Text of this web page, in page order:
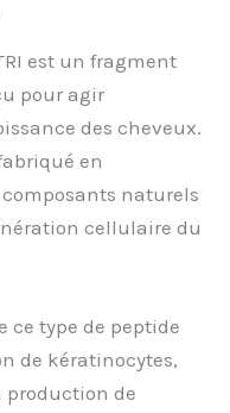
est un fragment
pour agir
des cheveux.
en
naturels
cellulaire du
ce type de peptide
de kératinocytes,
production de